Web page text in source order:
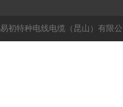
易初特种电线电缆（昆山）有限